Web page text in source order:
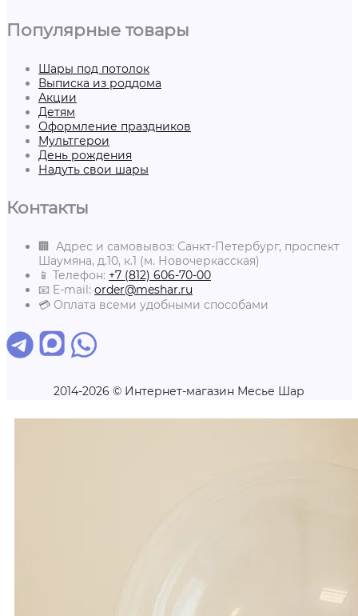
Популярные товары
Шары под потолок
Выписка из роддома
Акции
Детям
Оформление праздников
Мультгерои
День рождения
Надуть свои шары
Контакты
🏢 Адрес и самовывоз: Санкт-Петербург, проспект
Шаумяна, д.10, к.1 (м. Новочеркасская)
📱 Телефон: +7 (812) 606-70-00
📧 E-mail: order@meshar.ru
💳 Оплата всеми удобными способами
2014-2026 © Интернет-магазин Месье Шар